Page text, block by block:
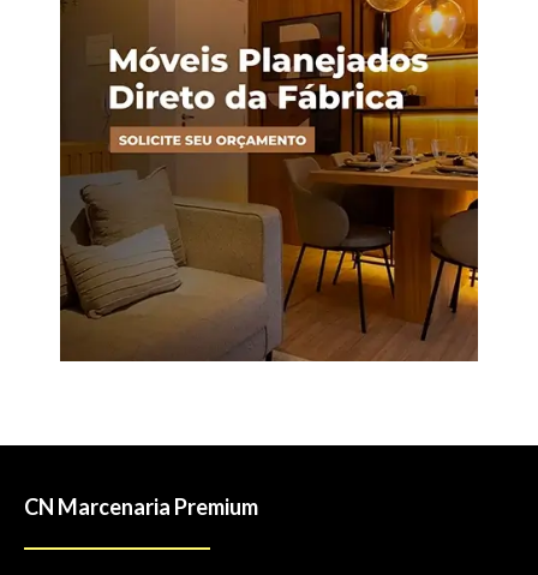
CN Marcenaria Premium